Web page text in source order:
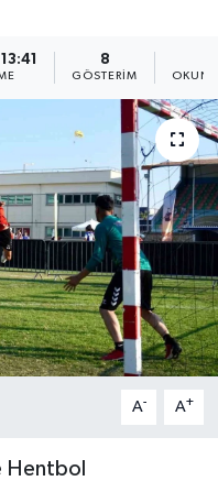
8
GÖSTERIM
A- A+
Hentbol